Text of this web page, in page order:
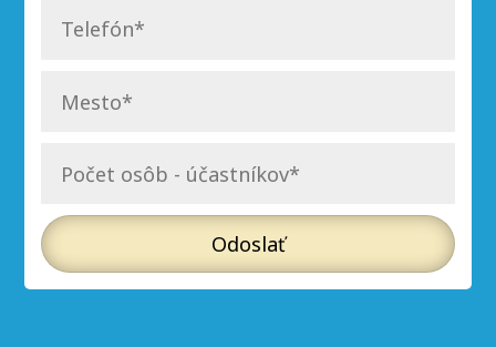
Odoslať